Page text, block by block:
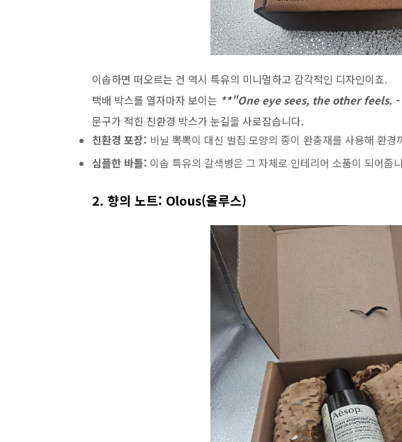
이솝하면 떠오르는 건 역시 특유의 미니멀하고 감각적인 디자인이죠.
택배 박스를 열자마자 보이는 **"One eye sees, the other feels.
문구가 적힌 친환경 박스가 눈길을 사로잡습니다.
친환경 포장: 비닐 뽁뽁이 대신 벌집 모양의 종이 완충재를 사용해 환경
심플한 바틀: 이솝 특유의 갈색병은 그 자체로 인테리어 소품이 되어줍
2. 향의 노트: Olous(올루스)